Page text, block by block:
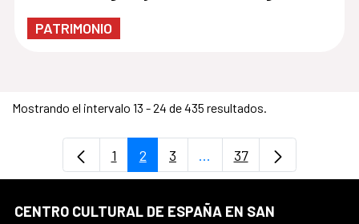
PATRIMONIO
Mostrando el intervalo 13 - 24 de 435 resultados.
Página
1 Página
2 Página
3 ...Páginas intermedias
Página
37
CENTRO CULTURAL DE ESPAÑA EN SAN